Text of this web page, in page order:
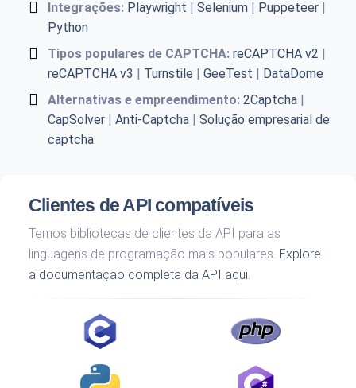
Integrações: Playwright | Selenium | Puppeteer |
Python
Tipos populares de CAPTCHA: reCAPTCHA v2 |
reCAPTCHA v3 | Turnstile | GeeTest | DataDome
Alternativas e empreendimento: 2Captcha |
CapSolver | Anti-Captcha | Solução empresarial de
captcha
Clientes de API compatíveis
Temos bibliotecas de clientes da API para as
linguagens de programação mais populares. Explore
a documentação completa da API aqui.